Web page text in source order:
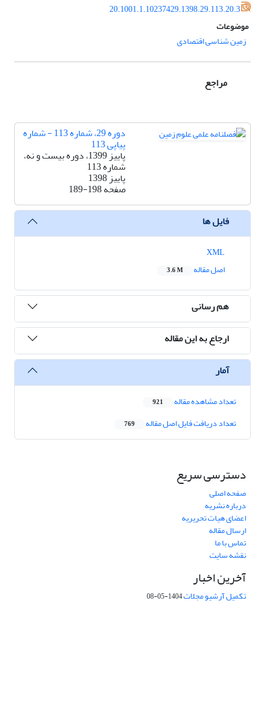
20.1001.1.10237429.1398.29.113.20.3
موضوعات
زمین شناسی اقتصادی
مراجع
دوره 29، شماره 113 - شماره
پیاپی 113
پاییز 1399، دوره بیست و نه،
شماره 113
پاییز 1398
صفحه189-198
فایل ها
اصل مقاله
3.6 M
هم رسانی
ارجاع به این مقاله
آمار
تعداد مشاهده مقاله 921
تعداد دریافت فایل اصل مقاله 769
دسترسی سریع
صفحه اصلی
درباره نشریه
اعضای هیات تحریریه
ارسال مقاله
تماس با ما
نقشه سایت
آخرین اخبار
تکمیل آرشیو مجلات1404-05-08